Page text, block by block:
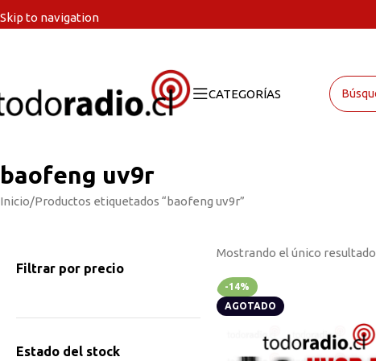
Skip to navigation
CATEGORÍAS
baofeng uv9r
Inicio Productos etiquetados “baofeng uv9r”
Filtrar por precio
Estado del stock
Mostrando el único resultado
-14%
AGOTADO